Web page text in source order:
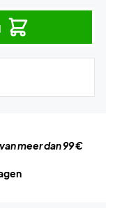
meer dan 99 €